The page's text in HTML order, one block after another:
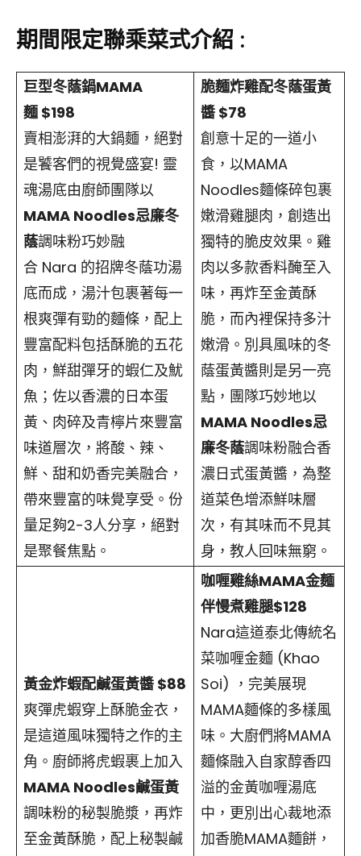
期間限定聯乘菜式介紹 :
巨型冬蔭鍋MAMA
麵 $198
賣相澎湃的大鍋麵，絕對
是饕客們的視覺盛宴! 靈
魂湯底由廚師團隊以
MAMA Noodles忌廉冬
蔭調味粉巧妙融
合 Nara 的招牌冬蔭功湯
底而成，湯汁包裹著每一
根爽彈有勁的麵條，配上
豐富配料包括酥脆的五花
肉，鮮甜彈牙的蝦仁及魷
魚；佐以香濃的日本蛋
黃、肉碎及青檸片來豐富
味道層次，將酸、辣、
鮮、甜和奶香完美融合，
帶來豐富的味覺享受。份
量足夠2-3人分享，絕對
是聚餐焦點。
脆麵炸雞配冬蔭蛋黃
醬 $78
創意十足的一道小
食，以MAMA
Noodles麵條碎包裹
嫩滑雞腿肉，創造出
獨特的脆皮效果。雞
肉以多款香料醃至入
味，再炸至金黃酥
脆，而內裡保持多汁
嫩滑。別具風味的冬
蔭蛋黃醬則是另一亮
點，團隊巧妙地以
MAMA Noodles忌
廉冬蔭調味粉融合香
濃日式蛋黃醬，為整
道菜色增添鮮味層
次，有其味而不見其
身，教人回味無窮。
黃金炸蝦配鹹蛋黃醬 $88
爽彈虎蝦穿上酥脆金衣，
是這道風味獨特之作的主
角。廚師將虎蝦裹上加入
MAMA Noodles鹹蛋黃
調味粉的秘製脆漿，再炸
至金黃酥脆，配上秘製鹹
咖喱雞絲MAMA金麵
伴慢煮雞腿$128
Nara這道泰北傳統名
菜咖喱金麵 (Khao
Soi) ，完美展現
MAMA麵條的多樣風
味。大廚們將MAMA
麵條融入自家醇香四
溢的金黃咖喱湯底
中，更別出心裁地添
加香脆MAMA麵餅，